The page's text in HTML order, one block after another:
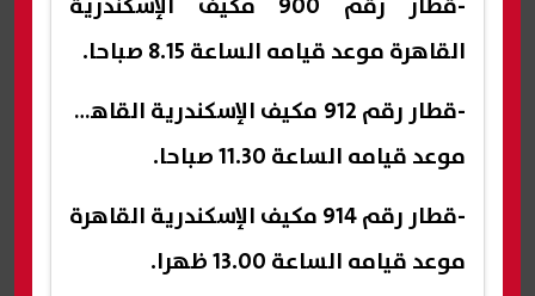
القاهرة موعد قيامه الساعة 8.15 صباحا.
-قطار رقم 912 مكيف الإسكندرية القاهرة
موعد قيامه الساعة 11.30 صباحا.
-قطار رقم 914 مكيف الإسكندرية القاهرة
موعد قيامه الساعة 13.00 ظهرا.